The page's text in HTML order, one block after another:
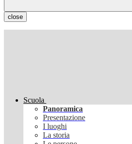
close
Scuola
Panoramica
Presentazione
I luoghi
La storia